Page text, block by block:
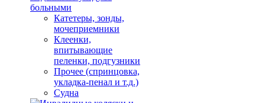
больными
Катетеры, зонды,
мочеприемники
Клеенки,
впитывающие
пеленки, подгузники
Прочее (спринцовка,
укладка-пенал и т.д.)
Судна